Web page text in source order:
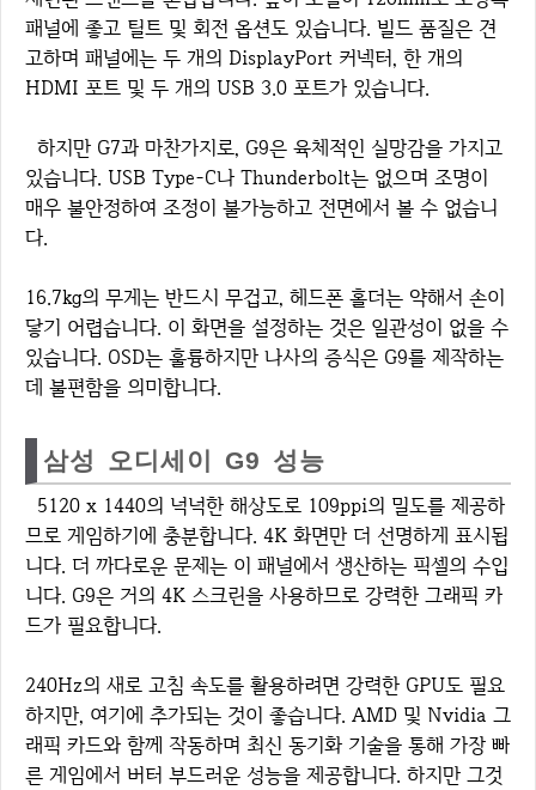
패널에 좋고 틸트 및 회전 옵션도 있습니다. 빌드 품질은 견
고하며 패널에는 두 개의 DisplayPort 커넥터, 한 개의
HDMI 포트 및 두 개의 USB 3.0 포트가 있습니다.
하지만 G7과 마찬가지로, G9은 육체적인 실망감을 가지고
있습니다. USB Type-C나 Thunderbolt는 없으며 조명이
매우 불안정하여 조정이 불가능하고 전면에서 볼 수 없습니
다.
16.7kg의 무게는 반드시 무겁고, 헤드폰 홀더는 약해서 손이
닿기 어렵습니다. 이 화면을 설정하는 것은 일관성이 없을 수
있습니다. OSD는 훌륭하지만 나사의 증식은 G9를 제작하는
데 불편함을 의미합니다.
삼성 오디세이 G9 성능
5120 x 1440의 넉넉한 해상도로 109ppi의 밀도를 제공하
므로 게임하기에 충분합니다. 4K 화면만 더 선명하게 표시됩
니다. 더 까다로운 문제는 이 패널에서 생산하는 픽셀의 수입
니다. G9은 거의 4K 스크린을 사용하므로 강력한 그래픽 카
드가 필요합니다.
240Hz의 새로 고침 속도를 활용하려면 강력한 GPU도 필요
하지만, 여기에 추가되는 것이 좋습니다. AMD 및 Nvidia 그
래픽 카드와 함께 작동하며 최신 동기화 기술을 통해 가장 빠
른 게임에서 버터 부드러운 성능을 제공합니다. 하지만 그것